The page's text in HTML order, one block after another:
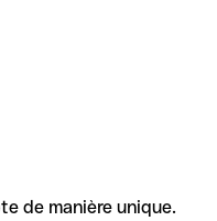
de manière unique.